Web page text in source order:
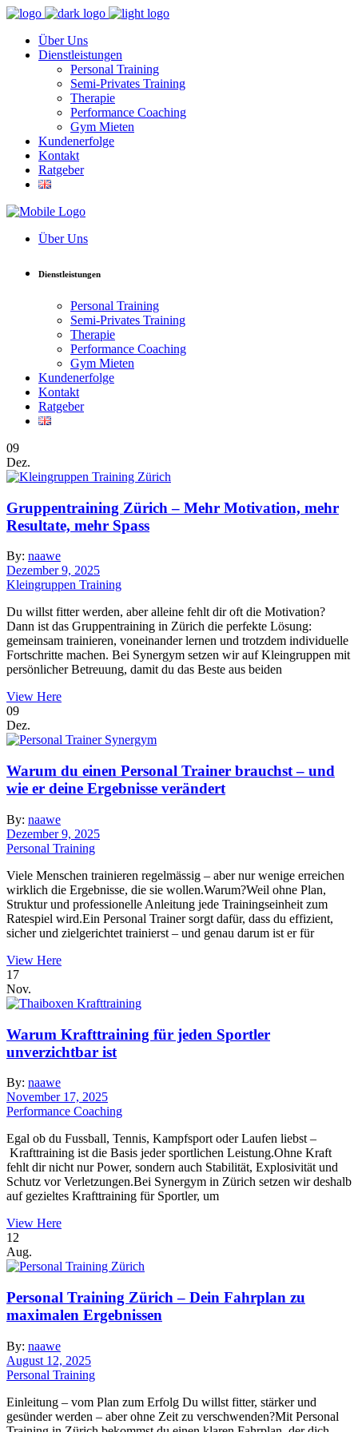
Über Uns
Dienstleistungen
Personal Training
Semi-Privates Training
Therapie
Performance Coaching
Gym Mieten
Kundenerfolge
Kontakt
Ratgeber
Über Uns
Dienstleistungen
Personal Training
Semi-Privates Training
Therapie
Performance Coaching
Gym Mieten
Kundenerfolge
Kontakt
Ratgeber
09
Dez.
Gruppentraining Zürich – Mehr Motivation, mehr
Resultate, mehr Spass
By: naawe
Dezember 9, 2025
Kleingruppen Training
Du willst fitter werden, aber alleine fehlt dir oft die Motivation?
Dann ist das Gruppentraining in Zürich die perfekte Lösung:
gemeinsam trainieren, voneinander lernen und trotzdem individuelle
Fortschritte machen. Bei Synergym setzen wir auf Kleingruppen mit
persönlicher Betreuung, damit du das Beste aus beiden
View Here
09
Dez.
Warum du einen Personal Trainer brauchst – und
wie er deine Ergebnisse verändert
By: naawe
Dezember 9, 2025
Personal Training
Viele Menschen trainieren regelmässig – aber nur wenige erreichen
wirklich die Ergebnisse, die sie wollen.Warum?Weil ohne Plan,
Struktur und professionelle Anleitung jede Trainingseinheit zum
Ratespiel wird.Ein Personal Trainer sorgt dafür, dass du effizient,
sicher und zielgerichtet trainierst – und genau darum ist er für
View Here
17
Nov.
Warum Krafttraining für jeden Sportler
unverzichtbar ist
By: naawe
November 17, 2025
Performance Coaching
Egal ob du Fussball, Tennis, Kampfsport oder Laufen liebst –
Krafttraining ist die Basis jeder sportlichen Leistung.Ohne Kraft
fehlt dir nicht nur Power, sondern auch Stabilität, Explosivität und
Schutz vor Verletzungen.Bei Synergym in Zürich setzen wir deshalb
auf gezieltes Krafttraining für Sportler, um
View Here
12
Aug.
Personal Training Zürich – Dein Fahrplan zu
maximalen Ergebnissen
By: naawe
August 12, 2025
Personal Training
Einleitung – vom Plan zum Erfolg Du willst fitter, stärker und
gesünder werden – aber ohne Zeit zu verschwenden?Mit Personal